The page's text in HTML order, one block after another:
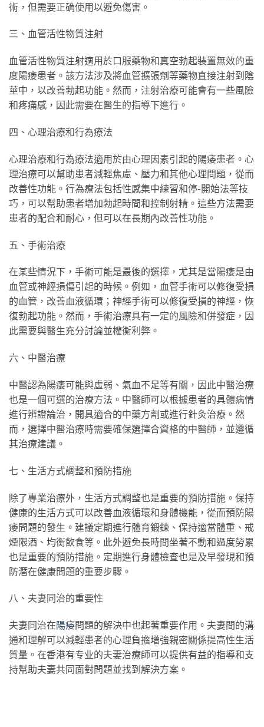
術，但需要正确使用以避免傷害。
三、血管活性物質注射
血管活性物質注射適用於口服藥物和真空勃起裝置無效的重
度陽痿患者。該方法涉及將血管擴張劑等藥物直接注射到陰
莖中，以改善勃起功能。然而，注射治療可能會有一些風險
和疼痛感，因此需要在醫生的指導下進行。
四、心理治療和行為療法
心理治療和行為療法適用於由心理因素引起的陽痿患者。心
理治療可以幫助患者減輕焦慮、壓力和其他心理問題，從而
改善性功能。行為療法包括性感集中練習和停-開始法等技
巧，可以幫助患者增加勃起時間和控制射精。這些方法需要
患者的配合和耐心，但可以在長期內改善性功能。
五、手術治療
在某些情況下，手術可能是最後的選擇，尤其是當陽痿是由
血管或神經損傷引起的時候。例如，血管手術可以修復受損
的血管，改善血液循環；神經手術可以修復受損的神經，恢
復勃起功能。然而，手術治療具有一定的風險和併發症，因
此需要與醫生充分討論並權衡利弊。
六、中醫治療
中醫認為陽痿可能與虛弱、氣血不足等有關，因此中醫治療
也是一個可選的治療方法。中醫師可以根據患者的具體病情
進行辨證論治，開具適合的中藥方劑或進行針灸治療。然
而，選擇中醫治療時需要確保選擇合資格的中醫師，並遵循
其治療建議。
七、生活方式調整和預防措施
除了專業治療外，生活方式調整也是重要的預防措施。保持
健康的生活方式可以改善血液循環和身體機能，從而預防陽
痿問題的發生。建議定期進行體育鍛鍊、保持適當體重、戒
煙限酒、均衡飲食等。此外避免長時間坐著不動和過度勞累
也是重要的預防措施。定期進行身體檢查也是及早發現和預
防潛在健康問題的重要步驟。
八、夫妻同治的重要性
夫妻同治在陽痿問題的解決中也起著重要作用。夫妻間的溝
通和理解可以減輕患者的心理負擔增強親密關係提高性生活
質量。在香港有专业的夫妻治療師可以提供有益的指導和支
持幫助夫妻共同面對問題並找到解決方案。